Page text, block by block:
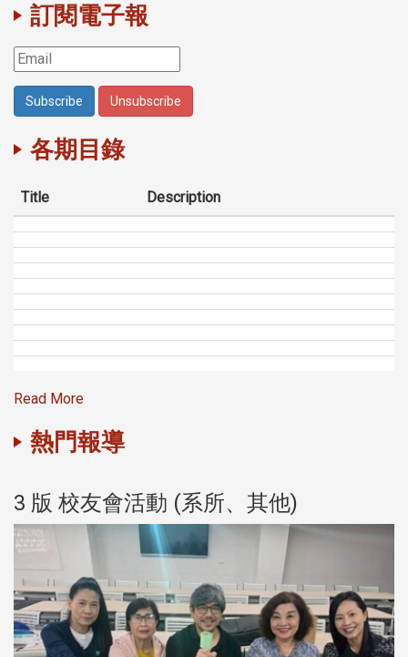
訂閱電子報
各期目錄
Title Description
Read More
熱門報導
3 版 校友會活動 (系所、其他)